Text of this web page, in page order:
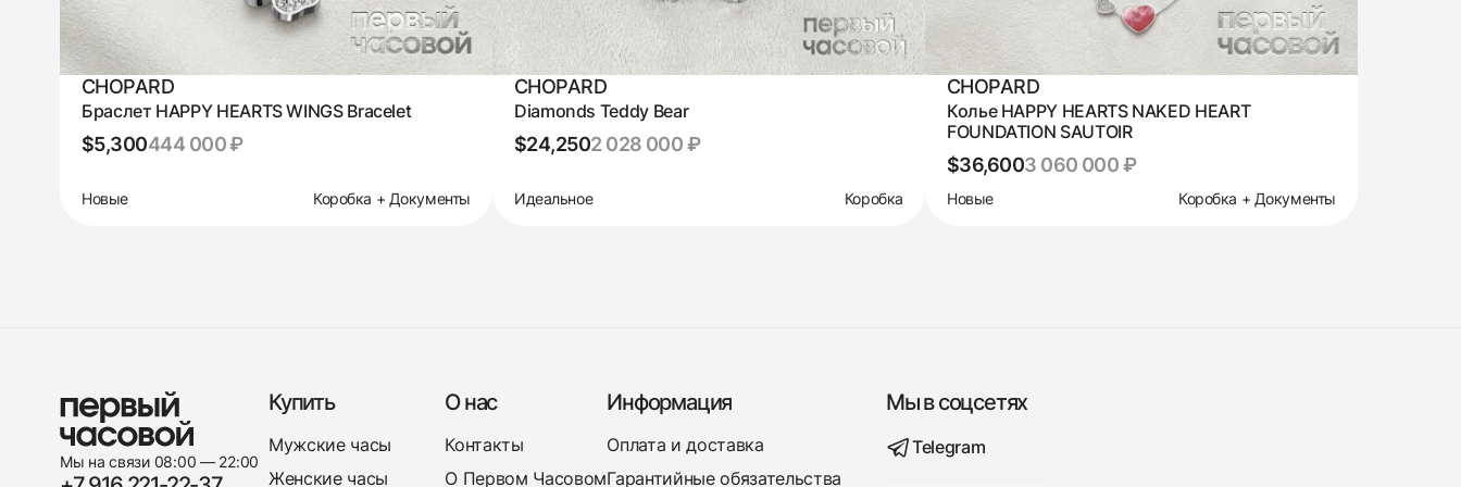
CHOPARD
Браслет HAPPY HEARTS WINGS Bracelet
$5,300444 000 ₽
Новые Коробка + Документы
CHOPARD
Diamonds Teddy Bear
$24,2502 028 000 ₽
Идеальное Коробка
CHOPARD
Колье HAPPY HEARTS NAKED HEART
FOUNDATION SAUTOIR
$36,6003 060 000 ₽
Новые Коробка + Документы
Мы на связи 08:00 — 22:00
Купить
Мужские часы
Женские часы
О нас
Контакты
О Первом Часовом
Информация
Оплата и доставка
Гарантийные обязательства
Мы в соцсетях
Telegram